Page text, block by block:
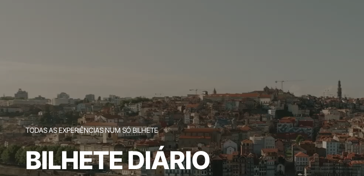
TODAS AS EXPERIÊNCIAS NUM SÓ BILHETE
BILHETE DIÁRIO